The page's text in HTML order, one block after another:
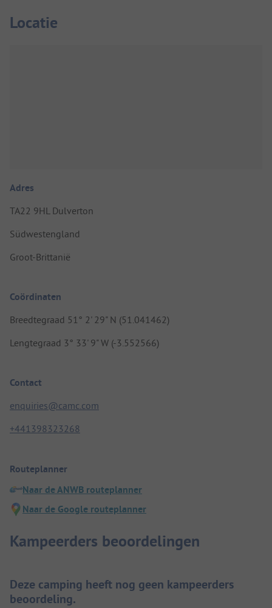
Locatie
Adres
TA22 9HL Dulverton
Südwestengland
Groot-Brittanië
Coördinaten
Breedtegraad 51° 2' 29" N (51.041462)
Lengtegraad 3° 33' 9" W (-3.552566)
Contact
enquiries@camc.com
+441398323268
Routeplanner
Naar de ANWB routeplanner
Naar de Google routeplanner
Kampeerders beoordelingen
Deze camping heeft nog geen kampeerders
beoordeling.